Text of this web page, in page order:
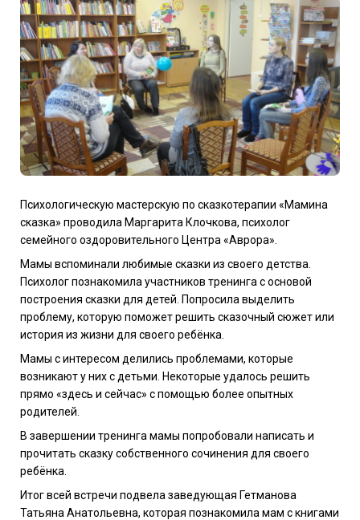
Психологическую мастерскую по сказкотерапии «Мамина
сказка» проводила Маргарита Клочкова, психолог
семейного оздоровительного Центра «Аврора».
Мамы вспоминали любимые сказки из своего детства.
Психолог познакомила участников тренинга с основой
построения сказки для детей. Попросила выделить
проблему, которую поможет решить сказочный сюжет или
история из жизни для своего ребёнка.
Мамы с интересом делились проблемами, которые
возникают у них с детьми. Некоторые удалось решить
прямо «здесь и сейчас» с помощью более опытных
родителей.
В завершении тренинга мамы попробовали написать и
прочитать сказку собственного сочинения для своего
ребёнка.
Итог всей встречи подвела заведующая Гетманова
Татьяна Анатольевна, которая познакомила мам с книгами